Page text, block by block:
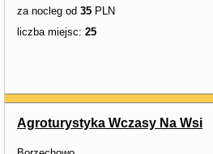
za nocleg od 35 PLN
liczba miejsc: 25
Agroturystyka Wczasy Na Wsi